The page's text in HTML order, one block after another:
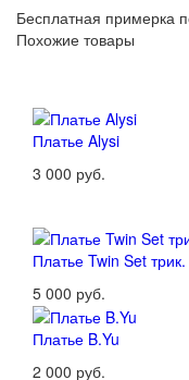
Бесплатная примерка
Похожие товары
Платье Alysi
3 000 руб.
Платье Twin Set трик.
5 000 руб.
Платье B.Yu
2 000 руб.